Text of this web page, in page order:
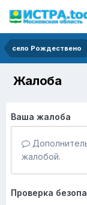
село Рождествено
Жалоба
Ваша жалоба
жалобой.
Проверка